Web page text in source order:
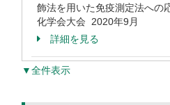
飾法を用いた免疫測定法への
化学会大会 2020年9月
詳細を見る
▼全件表示